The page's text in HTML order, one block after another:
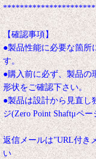
【確認事項】
●製品性能に必要な箇所
す。
●購入前に必ず、製品
形状をご確認下さい。
●製品は設計から見直し
ジ(Zero Point Shaftμペ
返信メールは"URL付き
い